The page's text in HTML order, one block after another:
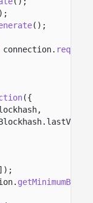
();
connection.
({